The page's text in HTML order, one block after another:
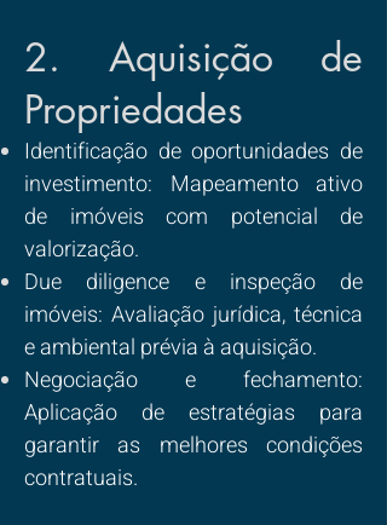
2. Aquisição de
Propriedades
Identificação de oportunidades de
investimento: Mapeamento ativo
de imóveis com potencial de
valorização.
Due diligence e inspeção de
imóveis: Avaliação jurídica, técnica
e ambiental prévia à aquisição.
Negociação e fechamento:
Aplicação de estratégias para
garantir as melhores condições
contratuais.